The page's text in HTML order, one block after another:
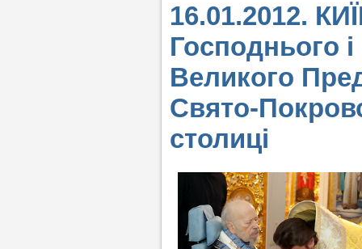
16.01.2012.
Господнього
Великого
Свято-
столиці